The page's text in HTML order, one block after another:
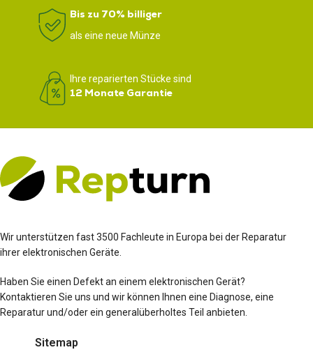
Bis zu 70% billiger
als eine neue Münze
Ihre reparierten Stücke sind
12 Monate Garantie
Wir unterstützen fast 3500 Fachleute in Europa bei der Reparatur
ihrer elektronischen Geräte.
Haben Sie einen Defekt an einem elektronischen Gerät?
Kontaktieren Sie uns und wir können Ihnen eine Diagnose, eine
Reparatur und/oder ein generalüberholtes Teil anbieten.
Sitemap